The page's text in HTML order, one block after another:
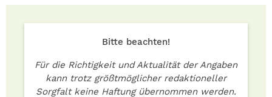
Bitte beachten!
Für die Richtigkeit und Aktualität der Angaben
kann trotz größtmöglicher redaktioneller
Sorgfalt keine Haftung übernommen werden.